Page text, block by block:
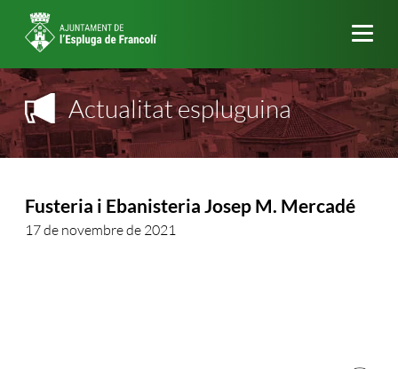
Actualitat espluguina
Fusteria i Ebanisteria Josep M. Mercadé
17 de novembre de 2021